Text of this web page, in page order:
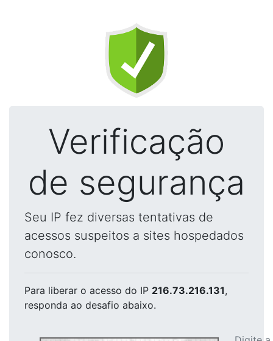
Verificação
de segurança
Seu IP fez diversas tentativas de
acessos suspeitos a sites hospedados
conosco.
Para liberar o acesso do IP 216.73.216.131,
responda ao desafio abaixo.